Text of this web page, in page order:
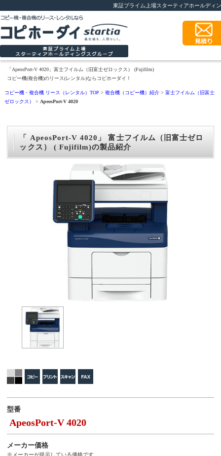
東証プライム上場スターティアホールディ
「ApeosPort-V 4020」富士フイルム（旧富士ゼロックス） (Fujifilm)
コピー機(複合機)のリース(レンタル)ならコピホーダイ！
コピー機・複合機 リース（レンタル）TOP >複合機（コピー機）紹介 >富士フイルム（旧富士
ゼロックス）> ApeosPort-V 4020
「 ApeosPort-V 4020」 富士フイルム（旧富士ゼロ
ックス） ( Fujifilm)の製品紹介
型番
ApeosPort-V 4020
メーカー価格
※メーカーが提示している価格です